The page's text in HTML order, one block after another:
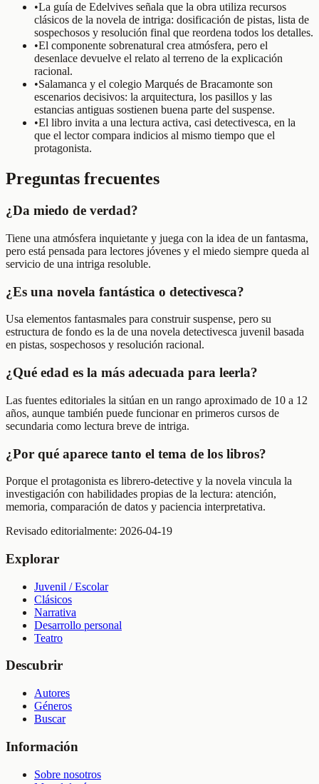
•La guía de Edelvives señala que la obra utiliza recursos
clásicos de la novela de intriga: dosificación de pistas, lista de
sospechosos y resolución final que reordena todos los detalles.
•El componente sobrenatural crea atmósfera, pero el
desenlace devuelve el relato al terreno de la explicación
racional.
•Salamanca y el colegio Marqués de Bracamonte son
escenarios decisivos: la arquitectura, los pasillos y las
estancias antiguas sostienen buena parte del suspense.
•El libro invita a una lectura activa, casi detectivesca, en la
que el lector compara indicios al mismo tiempo que el
protagonista.
Preguntas frecuentes
¿Da miedo de verdad?
Tiene una atmósfera inquietante y juega con la idea de un fantasma,
pero está pensada para lectores jóvenes y el miedo siempre queda al
servicio de una intriga resoluble.
¿Es una novela fantástica o detectivesca?
Usa elementos fantasmales para construir suspense, pero su
estructura de fondo es la de una novela detectivesca juvenil basada
en pistas, sospechosos y resolución racional.
¿Qué edad es la más adecuada para leerla?
Las fuentes editoriales la sitúan en un rango aproximado de 10 a 12
años, aunque también puede funcionar en primeros cursos de
secundaria como lectura breve de intriga.
¿Por qué aparece tanto el tema de los libros?
Porque el protagonista es librero-detective y la novela vincula la
investigación con habilidades propias de la lectura: atención,
memoria, comparación de datos y paciencia interpretativa.
Revisado editorialmente: 2026-04-19
Explorar
Juvenil / Escolar
Clásicos
Narrativa
Desarrollo personal
Teatro
Descubrir
Autores
Géneros
Buscar
Información
Sobre nosotros